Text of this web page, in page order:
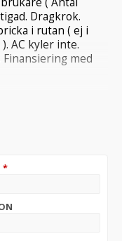
Dragkrok.
i rutan ( ej i
AC kyler inte.
med
*